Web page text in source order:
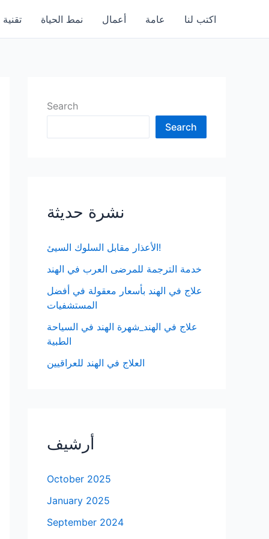
تقنية نمط الحياة أعمال عامة اكتب لنا
Search
Search
نشرة حديثة
الأعذار مقابل السلوك السيئ!
خدمة الترجمة للمرضى العرب في الهند
علاج في الهند بأسعار معقولة في أفضل
المستشفيات
علاج في الهند_شهرة الهند في السياحة
الطبية
العلاج في الهند للعراقيين
أرشيف
October 2025
January 2025
September 2024